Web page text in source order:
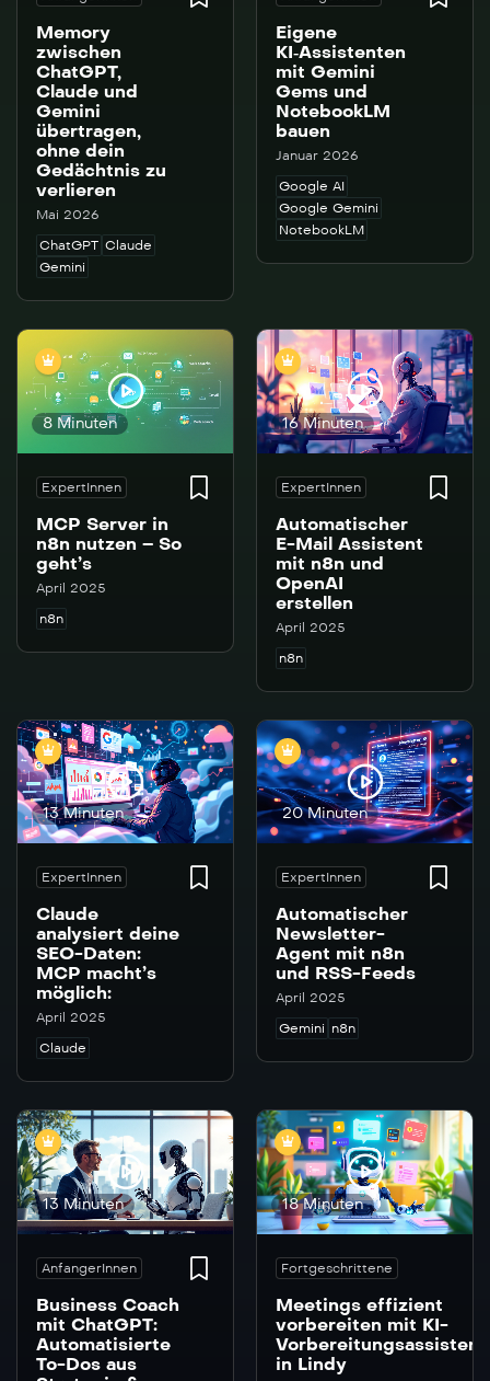
Memory
zwischen
ChatGPT,
Claude und
Gemini
übertragen,
ohne dein
Gedächtnis zu
verlieren
Mai 2026
ChatGPT Claude
Gemini
Eigene
KI‑Assistenten
mit Gemini
Gems und
NotebookLM
bauen
Januar 2026
Google AI
Google Gemini
NotebookLM
8 Minuten
ExpertInnen
MCP Server in
n8n nutzen – So
geht’s
April 2025
n8n
16 Minuten
ExpertInnen
Automatischer
E-Mail Assistent
mit n8n und
OpenAI
erstellen
April 2025
n8n
13 Minuten
ExpertInnen
Claude
analysiert deine
SEO-Daten:
MCP macht’s
möglich:
April 2025
Claude
20 Minuten
ExpertInnen
Automatischer
Newsletter-
Agent mit n8n
und RSS-Feeds
April 2025
Gemini n8n
13 Minuten
AnfangerInnen
Business Coach
mit ChatGPT:
Automatisierte
To-Dos aus
18 Minuten
Fortgeschrittene
Meetings effizient
vorbereiten mit KI-
in Lindy